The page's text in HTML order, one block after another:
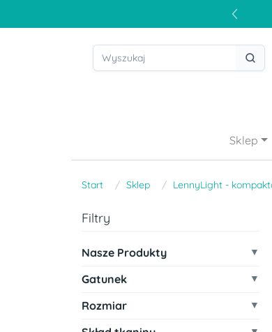
Sklep
Start Sklep LennyLight -
Filtry
Nasze Produkty
Gatunek
Rozmiar